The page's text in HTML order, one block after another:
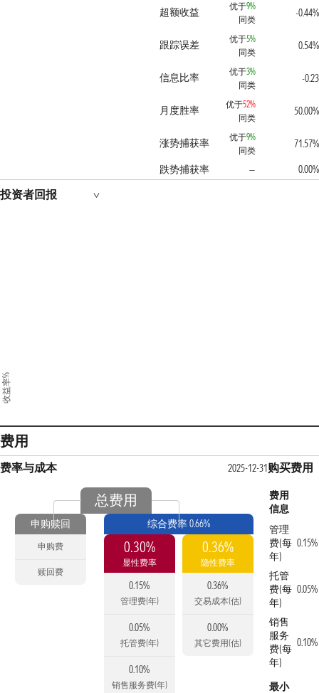
超额收益
优于9%
同类
-0.44%
跟踪误差 优于5%
同类
0.54%
信息比率 优于3%
同类
-0.23
月度胜率 优于52%
同类
50.00%
涨势捕获率 优于9%
同类
71.57%
跌势捕获率
— 0.00%
投资者回报
收益率%
费用
费率与成本 2025-12-31
总费用
申购赎回
申购费
赎回费
综合费率 0.66%
0.30%
显性费率
0.15%
管理费(年)
0.05%
托管费(年)
0.10%
销售服务费(年)
0.36%
隐性费率
0.36%
交易成本(估)
0.00%
其它费用(估)
购买费用
费用
信息
管理
费(每
年)
0.15%
托管
费(每
年)
0.05%
销售
服务
费(每
年)
0.10%
最小